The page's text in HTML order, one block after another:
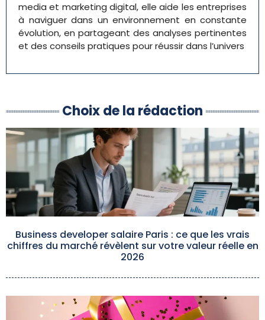
media et marketing digital, elle aide les entreprises
à naviguer dans un environnement en constante
évolution, en partageant des analyses pertinentes
et des conseils pratiques pour réussir dans l’univers
Choix de la rédaction
Business developer salaire Paris : ce que les vrais
chiffres du marché révèlent sur votre valeur réelle en
2026